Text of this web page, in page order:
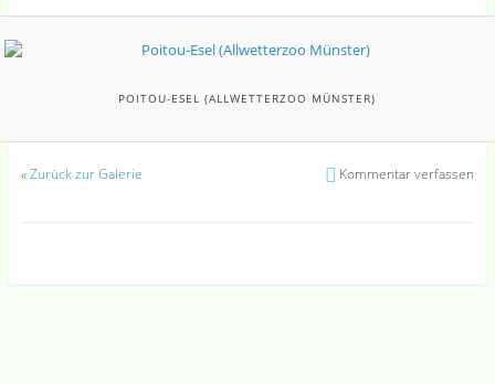
POITOU-ESEL (ALLWETTERZOO MÜNSTER)
«Zurück zur Galerie Kommentar verfassen